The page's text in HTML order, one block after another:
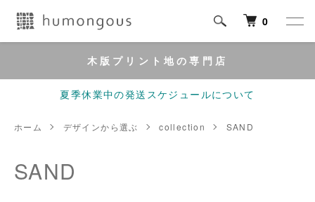
0
木版プリント地の専門店
夏季休業中の発送スケジュールについて
ホーム デザインから選ぶ collection SAND
SAND